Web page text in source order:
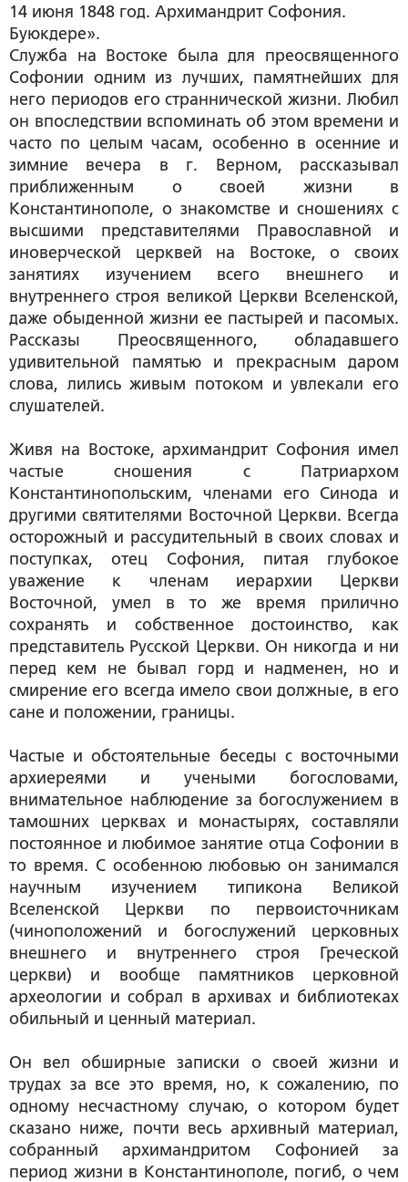
14 июня 1848 год. Архимандрит Софония.
Буюкдере».
Служба на Востоке была для преосвященного
Софонии одним из лучших, памятнейших для
него периодов его страннической жизни. Любил
он впоследствии вспоминать об этом времени и
часто по целым часам, особенно в осенние и
зимние вечера в г. Верном, рассказывал
приближенным о своей жизни в
Константинополе, о знакомстве и сношениях с
высшими представителями Православной и
иноверческой церквей на Востоке, о своих
занятиях изучением всего внешнего и
внутреннего строя великой Церкви Вселенской,
даже обыденной жизни ее пастырей и пасомых.
Рассказы Преосвященного, обладавшего
удивительной памятью и прекрасным даром
слова, лились живым потоком и увлекали его
слушателей.
Живя на Востоке, архимандрит Софония имел
частые сношения с Патриархом
Константинопольским, членами его Синода и
другими святителями Восточной Церкви. Всегда
осторожный и рассудительный в своих словах и
поступках, отец Софония, питая глубокое
уважение к членам иерархии Церкви
Восточной, умел в то же время прилично
сохранять и собственное достоинство, как
представитель Русской Церкви. Он никогда и ни
перед кем не бывал горд и надменен, но и
смирение его всегда имело свои должные, в его
сане и положении, границы.
Частые и обстоятельные беседы с восточными
архиереями и учеными богословами,
внимательное наблюдение за богослужением в
тамошних церквах и монастырях, составляли
постоянное и любимое занятие отца Софонии в
то время. С особенною любовью он занимался
научным изучением типикона Великой
Вселенской Церкви по первоисточникам
(чиноположений и богослужений церковных
внешнего и внутреннего строя Греческой
церкви) и вообще памятников церковной
археологии и собрал в архивах и библиотеках
обильный и ценный материал.
Он вел обширные записки о своей жизни и
трудах за все это время, но, к сожалению, по
одному несчастному случаю, о котором будет
сказано ниже, почти весь архивный материал,
собранный архимандритом Софонией за
период жизни в Константинополе, погиб, о чем